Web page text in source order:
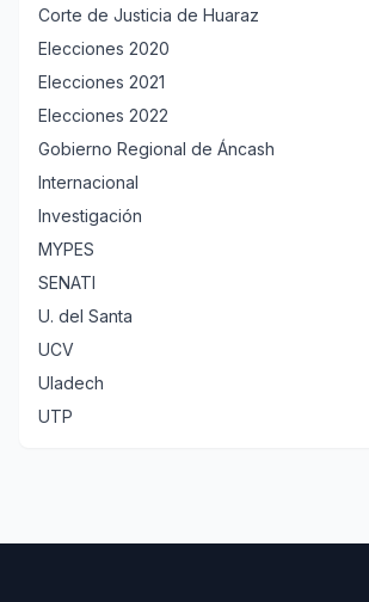
Corte de Justicia de Huaraz
Elecciones 2020
Elecciones 2021
Elecciones 2022
Gobierno Regional de Áncash
Internacional
Investigación
MYPES
SENATI
U. del Santa
UCV
Uladech
UTP